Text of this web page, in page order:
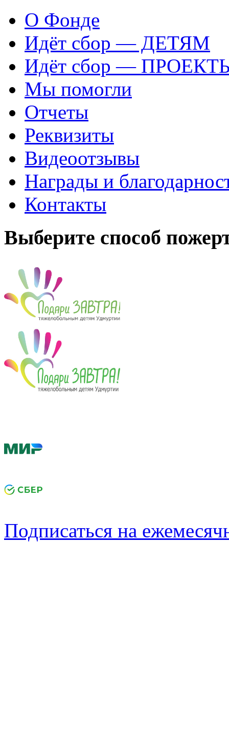
О Фонде
Идёт сбор — ДЕТЯМ
Идёт сбор —
Мы помогли
Отчеты
Реквизиты
Видеоотзывы
Награды и
Контакты
Выберите способ
Подписаться на